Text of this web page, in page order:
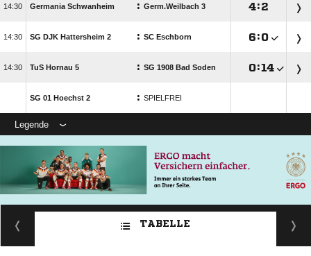
 Germania Schwanheim : Germ.Weilbach 3 :
 SG DJK Hattersheim 2 : SC Eschborn :
 TuS Hornau 5 : SG 1908 Bad Soden :
SG 01 Hoechst 2 : SPIELFREI
Legende
TABELLE